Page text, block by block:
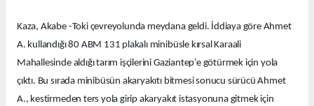
Kaza, Akabe -Toki çevreyolunda meydana geldi. İddiaya göre Ahmet
A. kullandığı 80 ABM 131 plakalı minibüsle kırsal Karaali
Mahallesinde aldığı tarım işçilerini Gaziantep’e götürmek için yola
çıktı. Bu sırada minibüsün akaryakıtı bitmesi sonucu sürücü Ahmet
A., kestirmeden ters yola girip akaryakıt istasyonuna gitmek için